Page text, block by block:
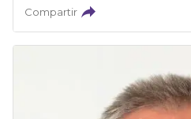
Compartir